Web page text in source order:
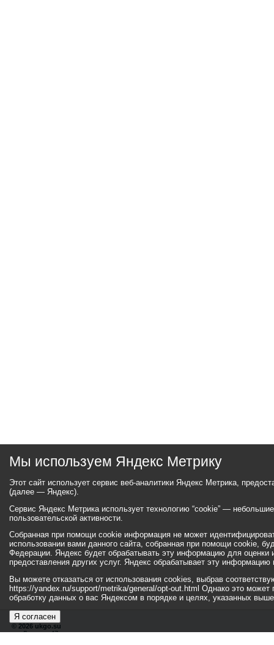
© 2026 ukgo.su
ул. Ленина, 47а
Мы используем Яндекс Метрику
Этот сайт использует сервис веб-аналитики Яндекс Метрика,
(далее — Яндекс).
Сервис Яндекс Метрика использует технологию “cookie” —
пользовательской активности.
Собранная при помощи cookie информация не может
использовании вами данного сайта, собранная при помощи cookie,
Федерации. Яндекс будет обрабатывать эту информацию для оценки
предоставления других услуг. Яндекс обрабатывает эту
Вы можете отказаться от использования cookies, выбрав
https://yandex.ru/support/metrika/general/opt-out.html Однако это может
обработку данных о вас Яндексом в порядке и целях, указанных
Я согласен